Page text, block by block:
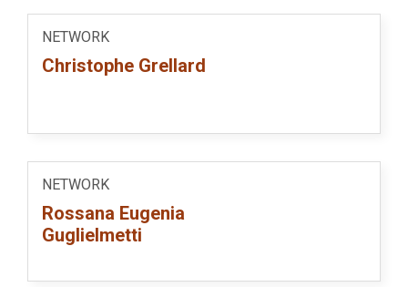
NETWORK
Christophe Grellard
NETWORK
Rossana Eugenia
Guglielmetti